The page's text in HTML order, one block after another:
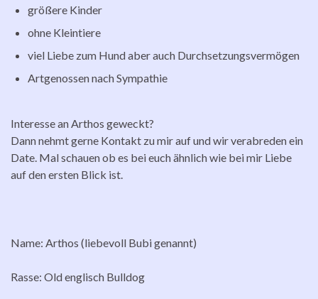
größere Kinder
ohne Kleintiere
viel Liebe zum Hund aber auch Durchsetzungsvermögen
Artgenossen nach Sympathie
Interesse an Arthos geweckt?
Dann nehmt gerne Kontakt zu mir auf und wir verabreden ein
Date. Mal schauen ob es bei euch ähnlich wie bei mir Liebe
auf den ersten Blick ist.
Name: Arthos (liebevoll Bubi genannt)
Rasse: Old englisch Bulldog